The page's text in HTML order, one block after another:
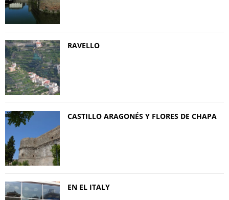
RAVELLO
CASTILLO ARAGONÉS Y FLORES DE CHAPA
EN EL ITALY